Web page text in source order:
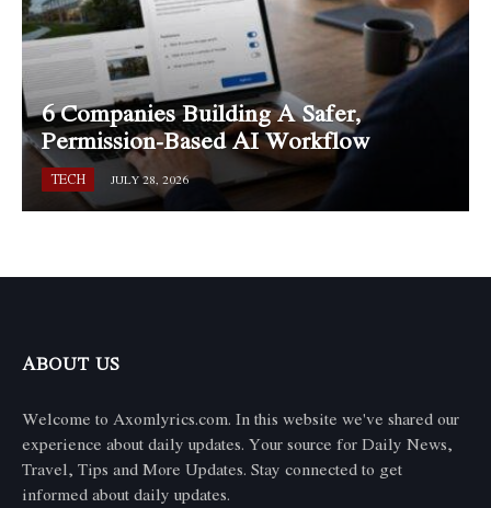
6 Companies Building A Safer,
Permission-Based AI Workflow
TECH JULY 28, 2026
ABOUT US
Welcome to Axomlyrics.com. In this website we've shared our
experience about daily updates. Your source for Daily News,
Travel, Tips and More Updates. Stay connected to get
informed about daily updates.